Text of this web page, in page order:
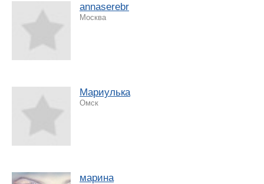
annaserebr
Москва
Мариулька
Омск
марина